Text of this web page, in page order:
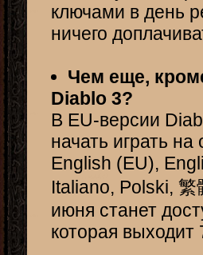
ключами в день
ничего
Чем еще,
Diablo 3?
В EU-версии
начать играть
English (EU),
Italiano, Polski,
июня станет
которая выходит